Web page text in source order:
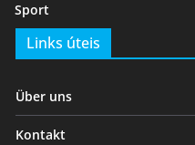
Sport
Links úteis
Über uns
Kontakt